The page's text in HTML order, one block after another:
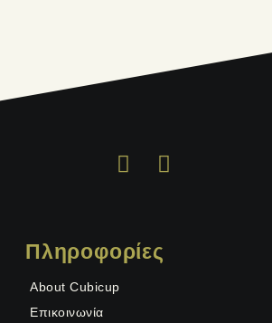
Πληροφορίες
About Cubicup
Επικοινωνία